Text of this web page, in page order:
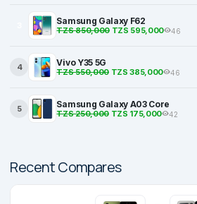
Samsung Galaxy F62
TZS 850,000TZS 595,000 46
4 Vivo Y35 5G
TZS 550,000TZS 385,000 46
5 Samsung Galaxy A03 Core
TZS 250,000TZS 175,000 42
Recent Compares